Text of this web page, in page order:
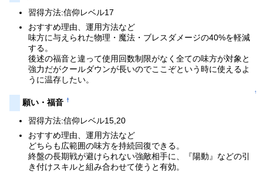
習得方法:信仰レベル17
おすすめ理由、運用方法など
味方に与えられた物理・魔法・ブレスダメージの40%を軽減
する。
後述の福音と違って使用回数制限がなく全ての味方が対象と
強力だがクールダウンが長いのでここぞという時に使えるよ
うに温存したい。
↑
願い・福音 †
習得方法:信仰レベル15,20
おすすめ理由、運用方法など
どちらも広範囲の味方を持続回復できる。
終盤の長期戦が避けられない強敵相手に、『陽動』などの引
き付けスキルと組み合わせて使うと有効。